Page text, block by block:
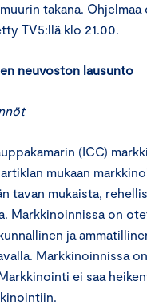
takana. Ohjelmaa
TV5:llä klo 21.00.
neuvoston lausunto
(ICC)
mukaan
tavan mukaista,
Markkinoinnissa on
ja
Markkinoinnissa
ei saa